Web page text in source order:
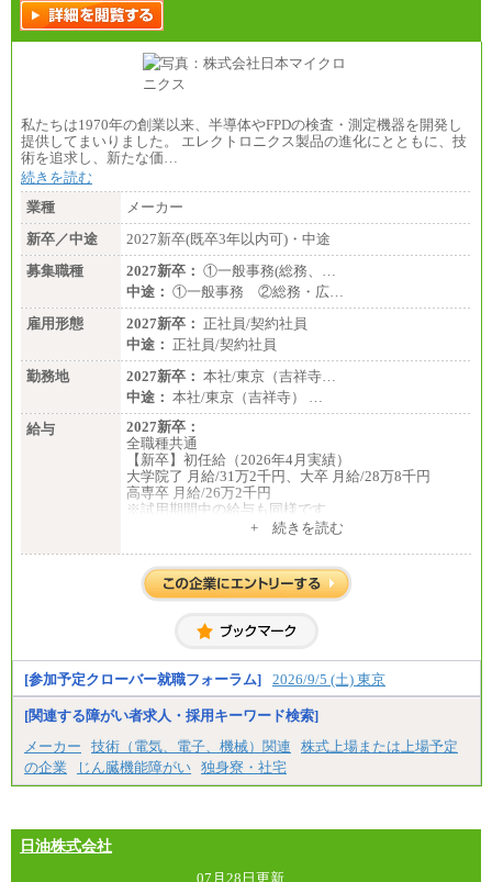
私たちは1970年の創業以来、半導体やFPDの検査・測定機器を開発し
提供してまいりました。 エレクトロニクス製品の進化にとともに、技
術を追求し、新たな価…
続きを読む
業種
メーカー
新卒／中途
2027新卒(既卒3年以内可)・中途
募集職種
2027新卒： ①一般事務(総務、…
中途： ①一般事務 ②総務・広…
雇用形態
2027新卒： 正社員/契約社員
中途： 正社員/契約社員
勤務地
2027新卒： 本社/東京（吉祥寺…
中途： 本社/東京（吉祥寺） …
給与
2027新卒：
全職種共通
【新卒】初任給（2026年4月実績）
大学院了 月給/31万2千円、大卒 月給/28万8千円
高専卒 月給/26万2千円
※試用期間中の給与も同様です
【中途】月給19万8千円～
※勤務地によって異なります。
※経験やスキルを考慮し、規定により決定します。
+ 続きを読む
[参加予定クローバー就職フォーラム] 2026/9/5 (土) 東京
[関連する障がい者求人・採用キーワード検索]
メーカー
技術（電気、電子、機械）関連
株式上場または上場予定
の企業
じん臓機能障がい 独身寮・社宅
日油株式会社
07月28日更新